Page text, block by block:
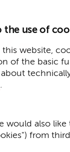
the use of
website,
of the basic
.
would also
from